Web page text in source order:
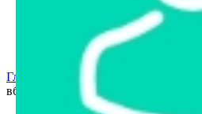
Арестованное имущество
Реестр несостоявшихся торгов
Реестр переоценок
Государственное имущество
Главная страница
вблизи д. Лежневка (Могилевский